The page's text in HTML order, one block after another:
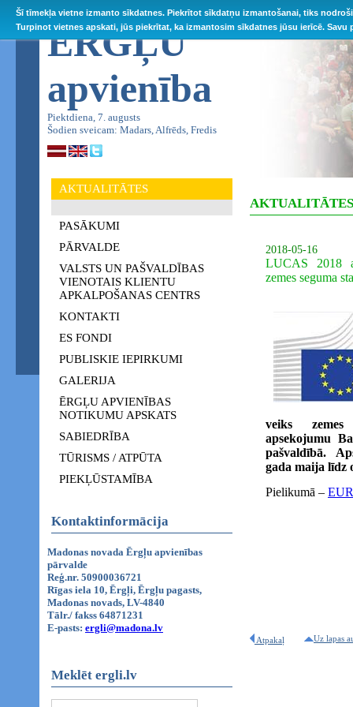
Šī tīmekļa vietne izmanto sīkdatnes. Piekrītot sīkdatņu izmantošanai, tiks
Turpinot vietnes apskati, jūs piekrītat, ka izmantosim sīkdatnes jūsu ierīcē.
ĒRGĻU
apvienība
Piektdiena, 7. augusts
Šodien sveicam: Madars, Alfrēds, Fredis
AKTUALITĀTES
PASĀKUMI
PĀRVALDE
VALSTS UN PAŠVALDĪBAS
VIENOTAIS KLIENTU
APKALPOŠANAS CENTRS
KONTAKTI
ES FONDI
PUBLISKIE IEPIRKUMI
GALERIJA
ĒRGĻU APVIENĪBAS
NOTIKUMU APSKATS
SABIEDRĪBA
TŪRISMS / ATPŪTA
PIEKĻŪSTAMĪBA
Kontaktinformācija
Madonas novada Ērgļu apvienības
pārvalde
Reģ.nr. 50900036721
Rīgas iela 10, Ērgļi, Ērgļu pagasts,
Madonas novads, LV-4840
Tālr./ fakss 64871231
E-pasts: ergli@madona.lv
Meklēt ergli.lv
AKTUALITĀTES
2018-05-16
LUCAS 2018
zemes seguma
veiks
apsekojumu
pašvaldībā.
gada maija līdz
Pielikumā –
Atpakaļ Uz lapas